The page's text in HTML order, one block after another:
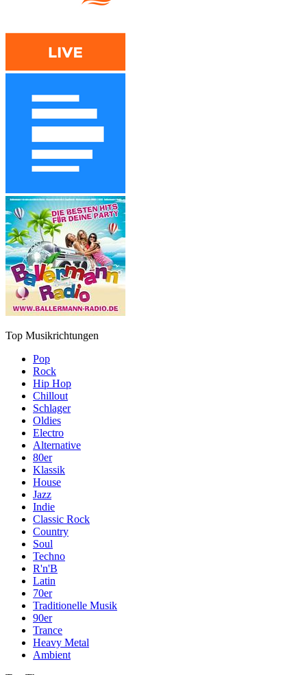
Top Musikrichtungen
Pop
Rock
Hip Hop
Chillout
Schlager
Oldies
Electro
Alternative
80er
Klassik
House
Jazz
Indie
Classic Rock
Country
Soul
Techno
R'n'B
Latin
70er
Traditionelle Musik
90er
Trance
Heavy Metal
Ambient